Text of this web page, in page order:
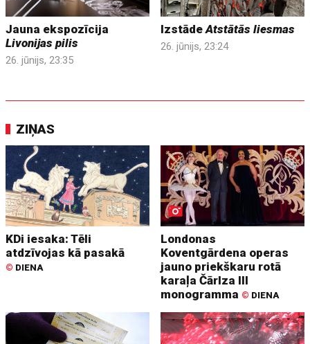
Jauna ekspozīcija
Livonijas pilis
26. jūnijs, 23:35
IzstādeAtstātās liesmas
26. jūnijs, 23:24
ZIŅAS
KDi iesaka: Tēli
atdzīvojas kā pasakā
© DIENA
Londonas
Koventgārdena operas
jauno priekškaru rotā
karaļa Čārlza III
monogramma © DIENA